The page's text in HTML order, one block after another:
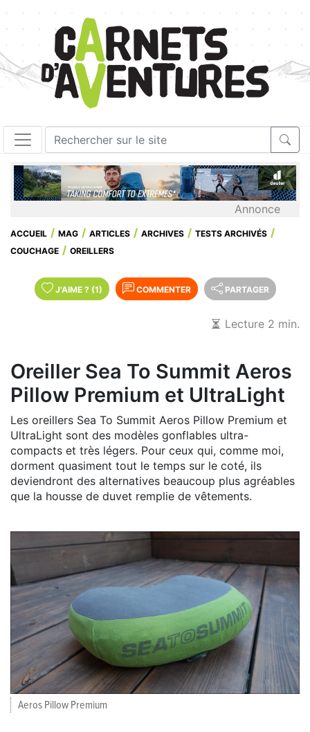
Annonce
ACCUEIL MAG ARTICLES ARCHIVES
TESTS ARCHIVÉS
COUCHAGE
OREILLERS
J'AIME ? (1) COMMENTER PARTAGER
Lecture 2 min.
Oreiller Sea To Summit Aeros
Pillow Premium et UltraLight
Les oreillers Sea To Summit Aeros Pillow Premium et
UltraLight sont des modèles gonflables ultra-
compacts et très légers. Pour ceux qui, comme moi,
dorment quasiment tout le temps sur le coté, ils
deviendront des alternatives beaucoup plus agréables
que la housse de duvet remplie de vêtements.
Aeros Pillow Premium